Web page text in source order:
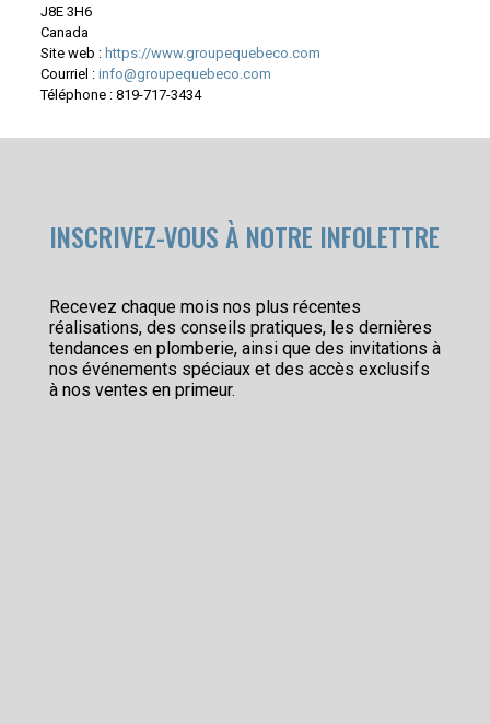
J8E 3H6
Canada
Site web : https://www.groupequebeco.com
Courriel : info@groupequebeco.com
Téléphone : 819-717-3434
INSCRIVEZ-VOUS À NOTRE INFOLETTRE
Recevez chaque mois nos plus récentes
réalisations, des conseils pratiques, les dernières
tendances en plomberie, ainsi que des invitations à
nos événements spéciaux et des accès exclusifs
à nos ventes en primeur.